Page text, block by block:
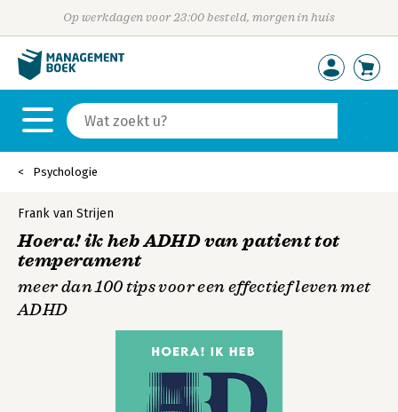
Op werkdagen voor 23:00 besteld, morgen in huis
Psychologie
Frank van Strijen
Hoera! ik heb ADHD van patient tot
temperament
meer dan 100 tips voor een effectief leven met
ADHD